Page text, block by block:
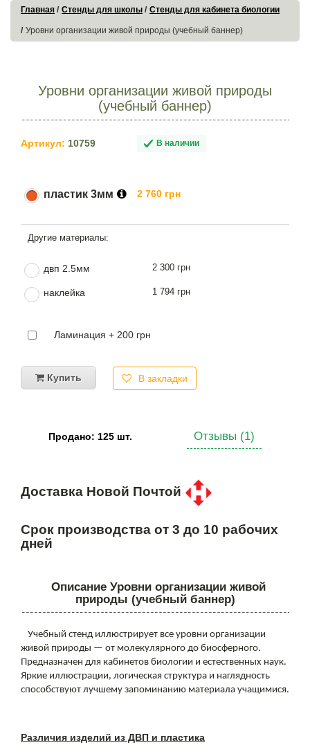
Главная Стенды для школы Стенды для кабинета биологии
Уровни организации живой природы (учебный баннер)
Уровни организации живой природы
(учебный баннер)
Артикул: 10759 В наличии
пластик 3мм 2 760 грн
двп 2.5мм 2 300 грн
наклейка 1 794 грн
Ламинация + 200 грн
Купить В закладки
Продано: 125 шт. Отзывы (1)
Доставка Новой Почтой
Срок производства от 3 до 10 рабочих
дней
Описание Уровни организации живой
природы (учебный баннер)
Учебный стенд иллюстрирует все уровни организации
живой природы — от молекулярного до биосферного.
Предназначен для кабинетов биологии и естественных наук.
Яркие иллюстрации, логическая структура и наглядность
способствуют лучшему запоминанию материала учащимися.
Различия изделий из ДВП и пластика